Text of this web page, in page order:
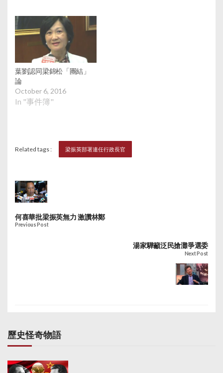
胡國興，及世衛總幹事
陳馮富珍。
葉劉認同梁錦松「團結」
論
October 6, 2016
In "事件簿"
Related tags : 梁振英部署連任行政長官
何喜華批梁振英無力 激讚林鄭
Previous Post
湯家驊籲泛民搶灘爭選委
Next Post
歷史怪奇物語